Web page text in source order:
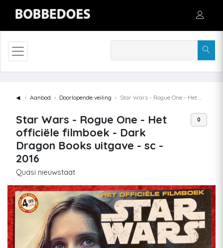
◄ Aanbod Doorlopende veiling Star Wars - Rogue One - Het officiële filmboek - Dark Dragon Books uitgave - sc - 2016
Star Wars - Rogue One - Het
officiële filmboek - Dark
Dragon Books uitgave - sc -
2016
Quasi nieuwstaat
0